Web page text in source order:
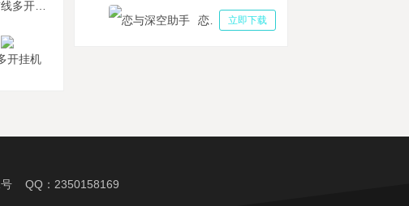
开挂机
立即下载
QQ：2350158169